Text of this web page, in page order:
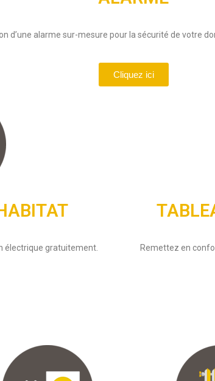
d’une alarme sur-mesure pour la sécurité de votre
Cliquez ici
électrique gratuitement. Remettez en